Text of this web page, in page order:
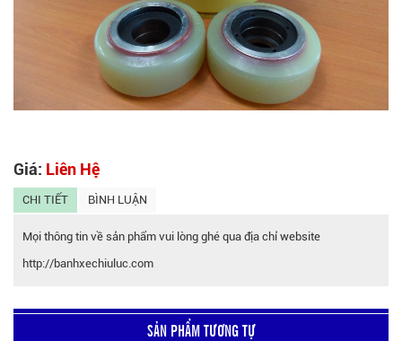
Giá: Liên Hệ
CHI TIẾT BÌNH LUẬN
Mọi thông tin về sản phẩm vui lòng ghé qua địa chỉ website
http://banhxechiuluc.com
SẢN PHẨM TƯƠNG TỰ